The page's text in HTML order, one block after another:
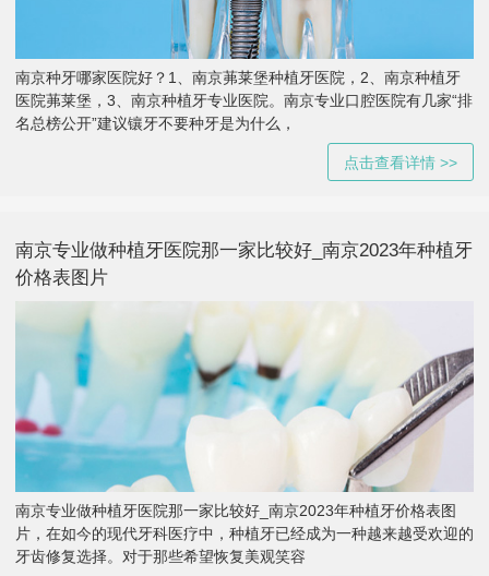
南京种牙哪家医院好？1、南京茀莱堡种植牙医院，2、南京种植牙
医院茀莱堡，3、南京种植牙专业医院。南京专业口腔医院有几家“排
名总榜公开”建议镶牙不要种牙是为什么，
点击查看详情 >>
南京专业做种植牙医院那一家比较好_南京2023年种植牙
价格表图片
南京专业做种植牙医院那一家比较好_南京2023年种植牙价格表图
片，在如今的现代牙科医疗中，种植牙已经成为一种越来越受欢迎的
牙齿修复选择。对于那些希望恢复美观笑容